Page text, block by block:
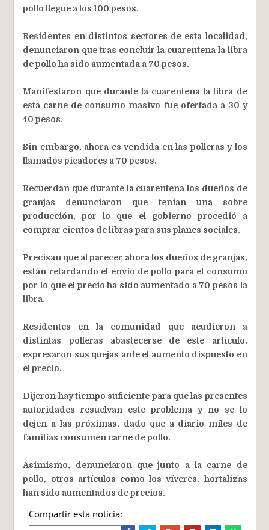
pollo llegue a los 100 pesos.
Residentes en distintos sectores de esta localidad,
denunciaron que tras concluir la cuarentena la libra
de pollo ha sido aumentada a 70 pesos.
Manifestaron que durante la cuarentena la libra de
esta carne de consumo masivo fue ofertada a 30 y
40 pesos.
Sin embargo, ahora es vendida en las polleras y los
llamados picadores a 70 pesos.
Recuerdan que durante la cuarentena los dueños de
granjas denunciaron que tenían una sobre
producción, por lo que el gobierno procedió a
comprar cientos de libras para sus planes sociales.
Precisan que al parecer ahora los dueños de granjas,
están retardando el envío de pollo para el consumo
por lo que el precio ha sido aumentado a 70 pesos la
libra.
Residentes en la comunidad que acudieron a
distintas polleras abastecerse de este artículo,
expresaron sus quejas ante el aumento dispuesto en
el precio.
Dijeron hay tiempo suficiente para que las presentes
autoridades resuelvan este problema y no se lo
dejen a las próximas, dado que a diario miles de
familias consumen carne de pollo.
Asimismo, denunciaron que junto a la carne de
pollo, otros artículos como los víveres, hortalizas
han sido aumentados de precios.
Compartir esta noticia: